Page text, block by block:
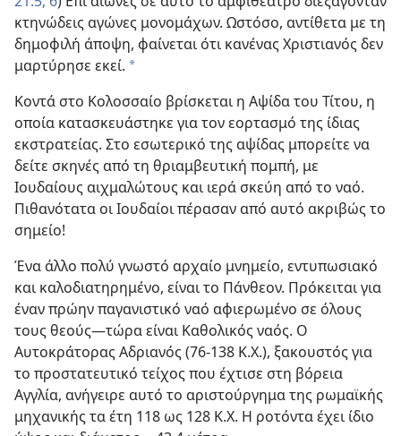
κτηνώδεις αγώνες μονομάχων. Ωστόσο, αντίθετα με τη
δημοφιλή άποψη, φαίνεται ότι κανένας Χριστιανός δεν
μαρτύρησε εκεί. a
Κοντά στο Κολοσσαίο βρίσκεται η Αψίδα του Τίτου, η
οποία κατασκευάστηκε για τον εορτασμό της ίδιας
εκστρατείας. Στο εσωτερικό της αψίδας μπορείτε να
δείτε σκηνές από τη θριαμβευτική πομπή, με
Ιουδαίους αιχμαλώτους και ιερά σκεύη από το ναό.
Πιθανότατα οι Ιουδαίοι πέρασαν από αυτό ακριβώς το
σημείο!
Ένα άλλο πολύ γνωστό αρχαίο μνημείο, εντυπωσιακό
και καλοδιατηρημένο, είναι το Πάνθεον. Πρόκειται για
έναν πρώην παγανιστικό ναό αφιερωμένο σε όλους
τους θεούς​—τώρα είναι Καθολικός ναός. Ο
Αυτοκράτορας Αδριανός (76-138 Κ.Χ.), ξακουστός για
το προστατευτικό τείχος που έχτισε στη βόρεια
Αγγλία, ανήγειρε αυτό το αριστούργημα της ρωμαϊκής
μηχανικής τα έτη 118 ως 128 Κ.Χ. Η ροτόντα έχει ίδιο